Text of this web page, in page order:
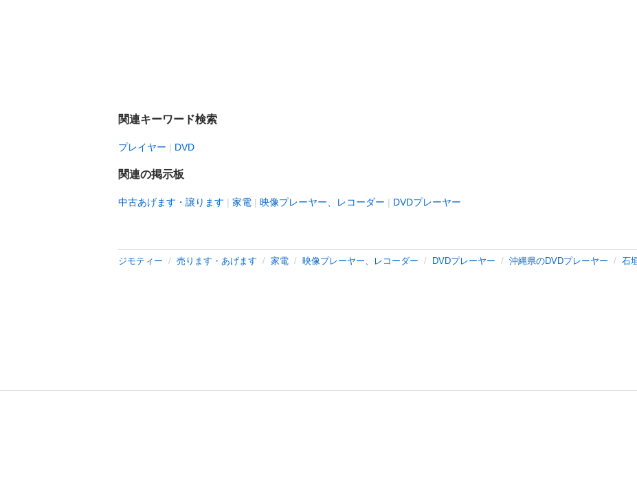
関連キーワード検索
プレイヤー DVD
関連の掲示板
中古あげます・譲ります 家電 映像プレーヤー、レコーダー DVDプレーヤー
ジモティー 売ります・あげます 家電 映像プレーヤー、レコーダー DVDプレーヤー 沖縄県のDVDプレーヤー 石